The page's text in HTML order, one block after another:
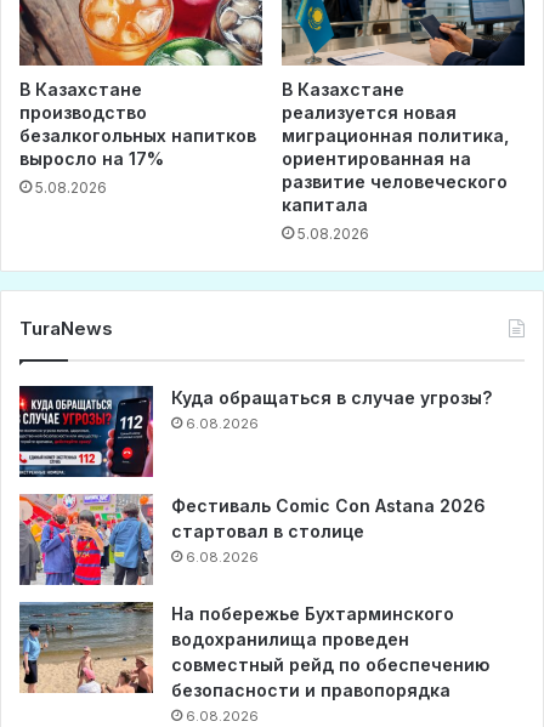
В Казахстане
производство
безалкогольных напитков
выросло на 17%
5.08.2026
В Казахстане
реализуется новая
миграционная политика,
ориентированная на
развитие человеческого
капитала
5.08.2026
TuraNews
Куда обращаться в случае угрозы?
6.08.2026
Фестиваль Comic Con Astana 2026
стартовал в столице
6.08.2026
На побережье Бухтарминского
водохранилища проведен
совместный рейд по обеспечению
безопасности и правопорядка
6.08.2026